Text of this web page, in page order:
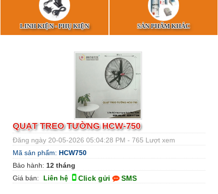
LINH KIỆN - PHỤ KIỆN SẢN PHẨM KHÁC
QUẠT TREO TƯỜNG HCW-750
Đăng ngày 20-05-2026 05:04:28 PM - 765 Lượt xem
Mã sản phẩm: HCW750
Bảo hành: 12 tháng
Giá bán:
Liên hệ Click gửi SMS